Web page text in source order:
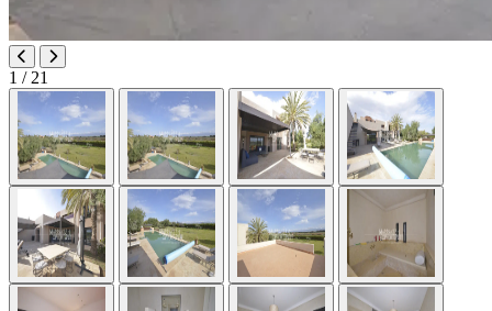
1 / 21